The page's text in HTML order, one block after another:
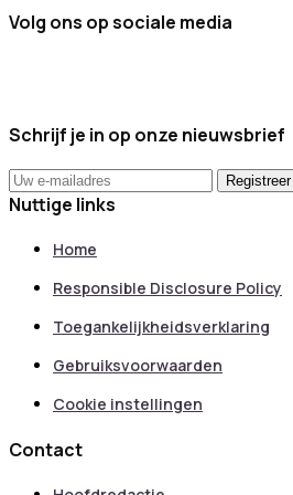
Volg ons op sociale media
Schrijf je in op onze nieuwsbrief
Nuttige links
Home
Responsible Disclosure Policy
Toegankelijkheidsverklaring
Gebruiksvoorwaarden
Cookie instellingen
Contact